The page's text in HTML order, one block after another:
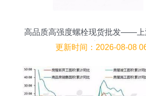
高品质高强度螺栓现货批发——上
北永年千固品牌全规
更新时间：2026-08-08